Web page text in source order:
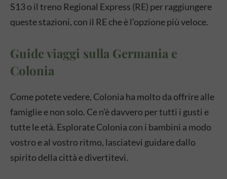
S13 o il treno Regional Express (RE) per raggiungere
queste stazioni, con il RE che è l’opzione più veloce.
Guide viaggi sulla Germania e
Colonia
Come potete vedere, Colonia ha molto da offrire alle
famiglie e non solo. Ce n’è davvero per tutti i gusti e
tutte le età. Esplorate Colonia con i bambini a modo
vostro e al vostro ritmo, lasciatevi guidare dallo
spirito della città e divertitevi.